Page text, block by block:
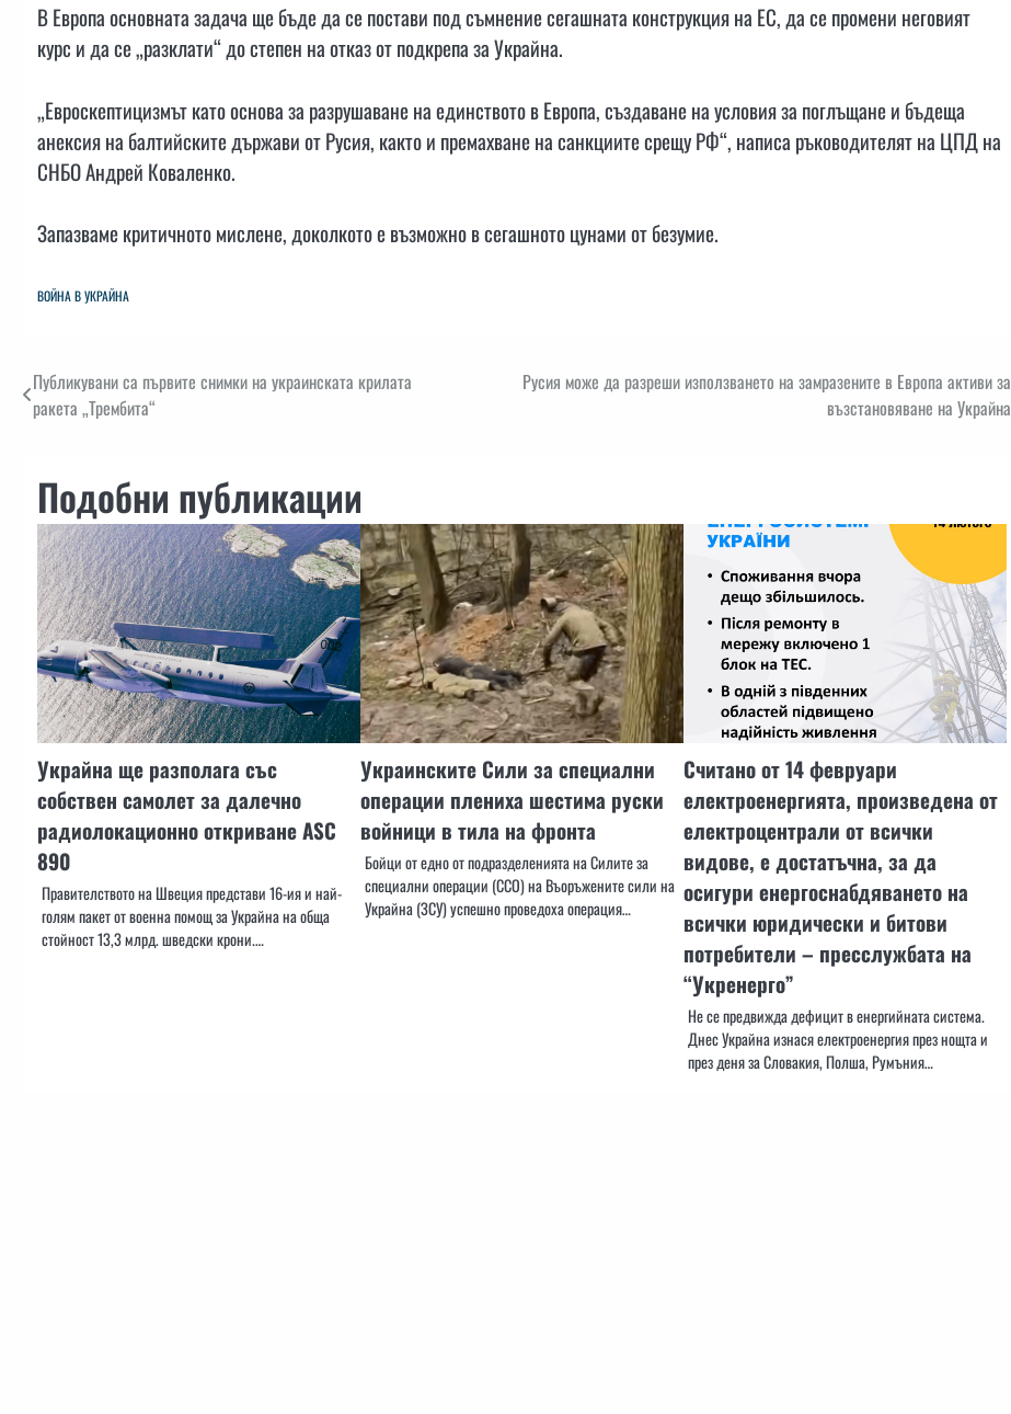
В Европа основната задача ще бъде да се постави под съмнение сегашната конструкция на ЕС, да се промени неговият
курс и да се „разклати“ до степен на отказ от подкрепа за Украйна.
„Евроскептицизмът като основа за разрушаване на единството в Европа, създаване на условия за поглъщане и бъдеща
анексия на балтийските държави от Русия, както и премахване на санкциите срещу РФ“, написа ръководителят на ЦПД на
СНБО Андрей Коваленко.
Запазваме критичното мислене, доколкото е възможно в сегашното цунами от безумие.
ВОЙНА В УКРАЙНА
Навигация
Публикувани са първите снимки на украинската крилата
ракета „Трембита“
Русия може да разреши използването на замразените в Европа активи за
възстановяване на Украйна
Подобни публикации
Украйна ще разполага със
собствен самолет за далечно
радиолокационно откриване ASC
890
Правителството на Швеция представи 16-ия и най-
голям пакет от военна помощ за Украйна на обща
стойност 13,3 млрд. шведски крони.…
Украинските Сили за специални
операции плениха шестима руски
войници в тила на фронта
Бойци от едно от подразделенията на Силите за
специални операции (ССО) на Въоръжените сили на
Украйна (ЗСУ) успешно проведоха операция…
Считано от 14 февруари
електроенергията, произведена от
електроцентрали от всички
видове, е достатъчна, за да
осигури енергоснабдяването на
всички юридически и битови
потребители – пресслужбата на
“Укренерго”
Не се предвижда дефицит в енергийната система.
Днес Украйна изнася електроенергия през нощта и
през деня за Словакия, Полша, Румъния…